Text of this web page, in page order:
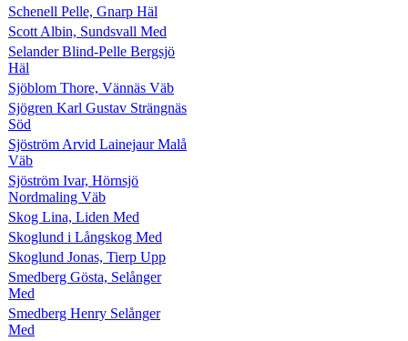
Schenell Pelle, Gnarp Häl
Scott Albin, Sundsvall Med
Selander Blind-Pelle Bergsjö
Häl
Sjöblom Thore, Vännäs Väb
Sjögren Karl Gustav Strängnäs
Söd
Sjöström Arvid Lainejaur Malå
Väb
Sjöström Ivar, Hörnsjö
Nordmaling Väb
Skog Lina, Liden Med
Skoglund i Långskog Med
Skoglund Jonas, Tierp Upp
Smedberg Gösta, Selånger
Med
Smedberg Henry Selånger
Med